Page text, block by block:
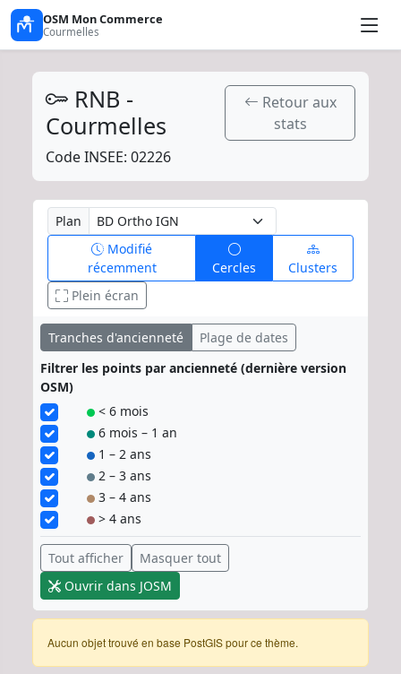
OSM Mon Commerce
Courmelles
RNB -
Courmelles
Code INSEE: 02226
Retour aux
stats
Plan
Modifié
récemment
Cercles
Clusters
Plein écran
Tranches d'ancienneté
Plage de dates
Filtrer les points par ancienneté (dernière version
OSM)
< 6 mois
6 mois – 1 an
1 – 2 ans
2 – 3 ans
3 – 4 ans
> 4 ans
Tout afficher
Masquer tout
Ouvrir dans JOSM
Aucun objet trouvé en base PostGIS pour ce thème.